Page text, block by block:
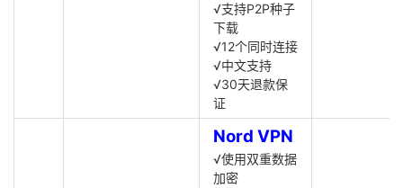
√支持P2P种子
下载
√12个同时连接
√中文支持
√30天退款保
证
Nord VPN
√使用双重数据
加密